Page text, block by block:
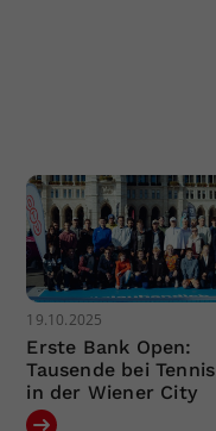
19.10.2025
Erste Bank Open:
Tausende bei Tennis
in der Wiener City